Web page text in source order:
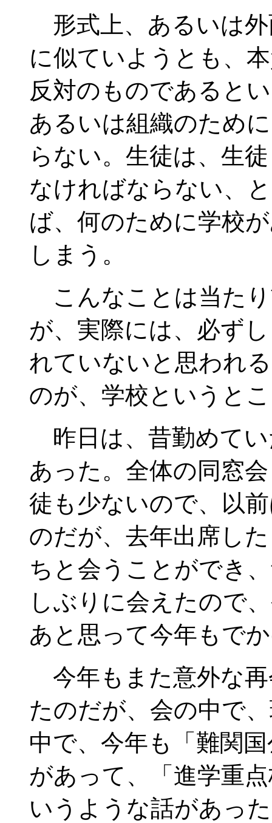
形式上、あるいは
に似ていようとも、
反対のものであると
あるいは組織のため
らない。生徒は、生
なければならない、
ば、何のために学校
しまう。
こんなことは当た
が、実際には、必ず
れていないと思われ
のが、学校というと
昨日は、昔勤めてい
あった。全体の同窓
徒も少ないので、以
のだが、去年出席し
ちと会うことができ
しぶりに会えたので
あと思って今年もで
今年もまた意外な
たのだが、会の中で
中で、今年も「難関
があって、「進学重
いうような話があっ